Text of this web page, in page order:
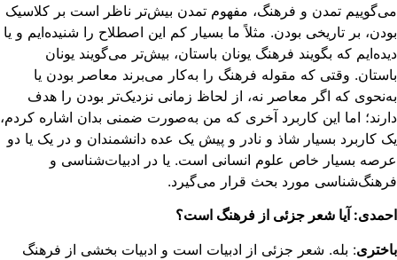
تمدن و فرهنگ، مفهوم تمدن بیش‌تر ناظر است بر کلاسیک
بر تاریخی بودن. مثلاً ما بسیار کم این اصطلاح را شنیده‌ایم و یا
که بگویند فرهنگ یونان باستان، بیش‌تر می‌گویند یونان
وقتی که مقوله فرهنگ را به‌کار می‌برند معاصر بودن یا
که اگر معاصر نه، از لحاظ زمانی نزدیک‌تر بودن را هدف
اما این کاربرد آخری که من به‌صورت ضمنی بدان اشاره کردم،
کاربرد بسیار شاذ و نادر و پیش یک عده دانشمندان و در یک یا دو
بسیار خاص علوم انسانی است. یا در ادبیات‌شناسی و
مورد بحث قرار می‌گیرد.
آیا شعر جزئی از فرهنگ است؟
: بله. شعر جزئی از ادبیات است و ادبیات بخشی از فرهنگ